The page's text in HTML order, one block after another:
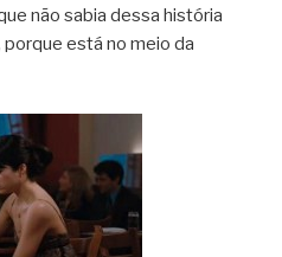
não sabia dessa história
porque está no meio da